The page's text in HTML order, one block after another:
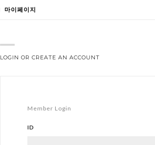
마이페이지
LOGIN OR CREATE AN ACCOUNT
Member Login
ID